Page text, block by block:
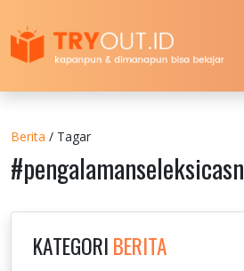
Berita / Tagar
#pengalamanseleksicasn
KATEGORI BERITA